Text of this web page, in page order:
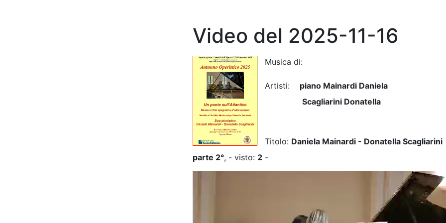
Video del 2025-11-16
Musica di:
Artisti:
piano Mainardi Daniela
Scagliarini Donatella
Titolo: Daniela Mainardi - Donatella Scagliarini
parte 2°, - visto: 2 -